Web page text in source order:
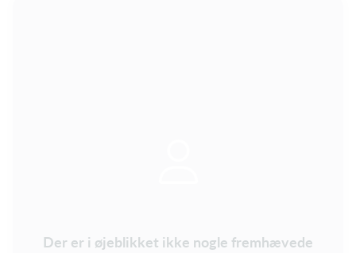
Der er i øjeblikket ikke nogle fremhævede